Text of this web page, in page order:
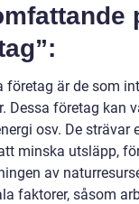
företag är de som
Dessa företag kan
osv. De
minska utsläpp,
av
faktorer, såsom